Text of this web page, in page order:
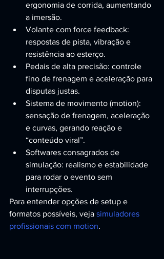
ergonomia de corrida, aumentando
a imersão.
Volante com force feedback:
respostas de pista, vibração e
resistência ao esterço.
Pedais de alta precisão: controle
fino de frenagem e aceleração para
disputas justas.
Sistema de movimento (motion):
sensação de frenagem, aceleração
e curvas, gerando reação e
“conteúdo viral”.
Softwares consagrados de
simulação: realismo e estabilidade
para rodar o evento sem
interrupções.
Para entender opções de setup e
formatos possíveis, veja simuladores
profissionais com motion.